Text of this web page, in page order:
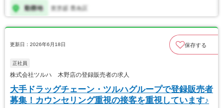
更新日：2026年6月18日 保存する
正社員
株式会社ツルハ 木野店の登録販売者の求人
大手ドラッグチェーン・ツルハグループで登録販売者
募集！カウンセリング重視の接客を重視しています♪